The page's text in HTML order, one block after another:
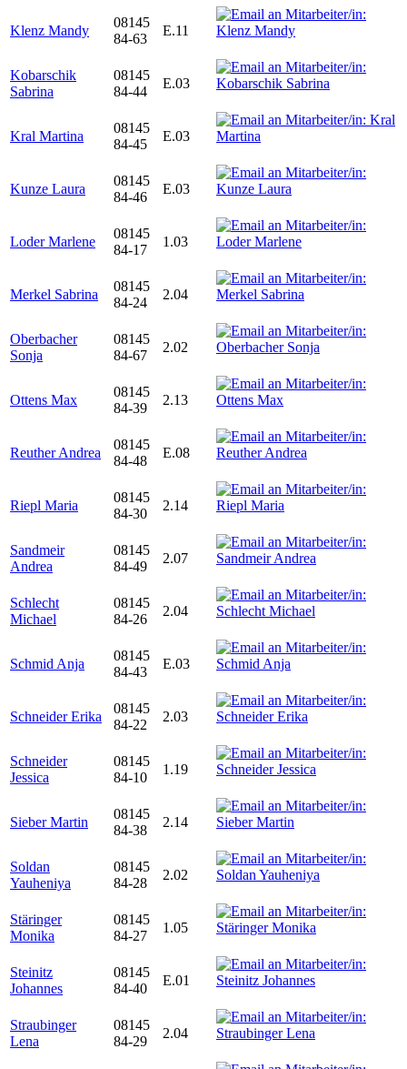
Klenz Mandy
08145
84-63
E.11
Kobarschik
Sabrina
08145
84-44
E.03
Kral Martina
08145
84-45
E.03
Kunze Laura
08145
84-46
E.03
Loder Marlene
08145
84-17
1.03
Merkel Sabrina
08145
84-24
2.04
Oberbacher
Sonja
08145
84-67
2.02
Ottens Max
08145
84-39
2.13
Reuther Andrea
08145
84-48
E.08
Riepl Maria
08145
84-30
2.14
Sandmeir
Andrea
08145
84-49
2.07
Schlecht
Michael
08145
84-26
2.04
Schmid Anja
08145
84-43
E.03
Schneider Erika
08145
84-22
2.03
Schneider
Jessica
08145
84-10
1.19
Sieber Martin
08145
84-38
2.14
Soldan
Yauheniya
08145
84-28
2.02
Stäringer
Monika
08145
84-27
1.05
Steinitz
Johannes
08145
84-40
E.01
Straubinger
Lena
08145
84-29
2.04